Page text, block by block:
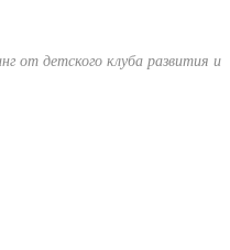
от детского клуба развития и